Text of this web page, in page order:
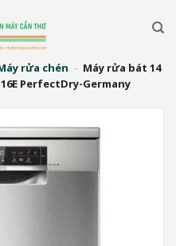
rửa chén - Máy rửa bát 14
PerfectDry-Germany